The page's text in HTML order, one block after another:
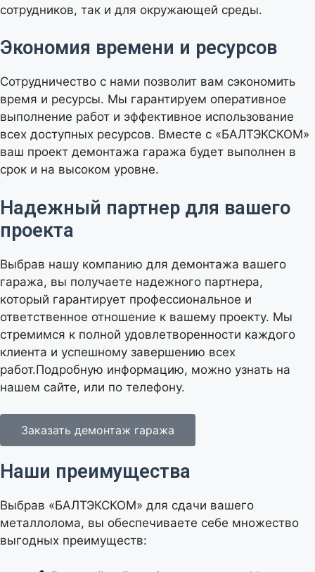
сотрудников, так и для окружающей среды.
Экономия времени и ресурсов
Сотрудничество с нами позволит вам сэкономить
время и ресурсы. Мы гарантируем оперативное
выполнение работ и эффективное использование
всех доступных ресурсов. Вместе с «БАЛТЭКСКОМ»
ваш проект демонтажа гаража будет выполнен в
срок и на высоком уровне.
Надежный партнер для вашего
проекта
Выбрав нашу компанию для демонтажа вашего
гаража, вы получаете надежного партнера,
который гарантирует профессиональное и
ответственное отношение к вашему проекту. Мы
стремимся к полной удовлетворенности каждого
клиента и успешному завершению всех
работ.Подробную информацию, можно узнать на
нашем сайте, или по телефону.
Заказать демонтаж гаража
Наши преимущества
Выбрав «БАЛТЭКСКОМ» для сдачи вашего
металлолома, вы обеспечиваете себе множество
выгодных преимуществ: